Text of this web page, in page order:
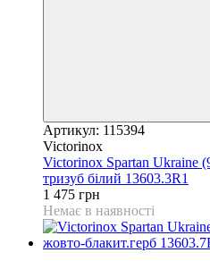
Артикул: 115394
Victorinox
Victorinox Spartan Ukraine
тризуб білий 13603.3R1
1 475 грн
Немає в наявності